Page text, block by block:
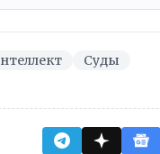
Суды